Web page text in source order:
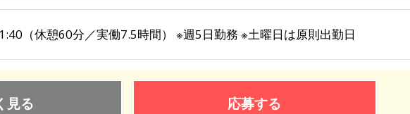
（休憩60分／実働7.5時間） ※週5日勤務 ※土曜日は原則出勤日
見る 応募する